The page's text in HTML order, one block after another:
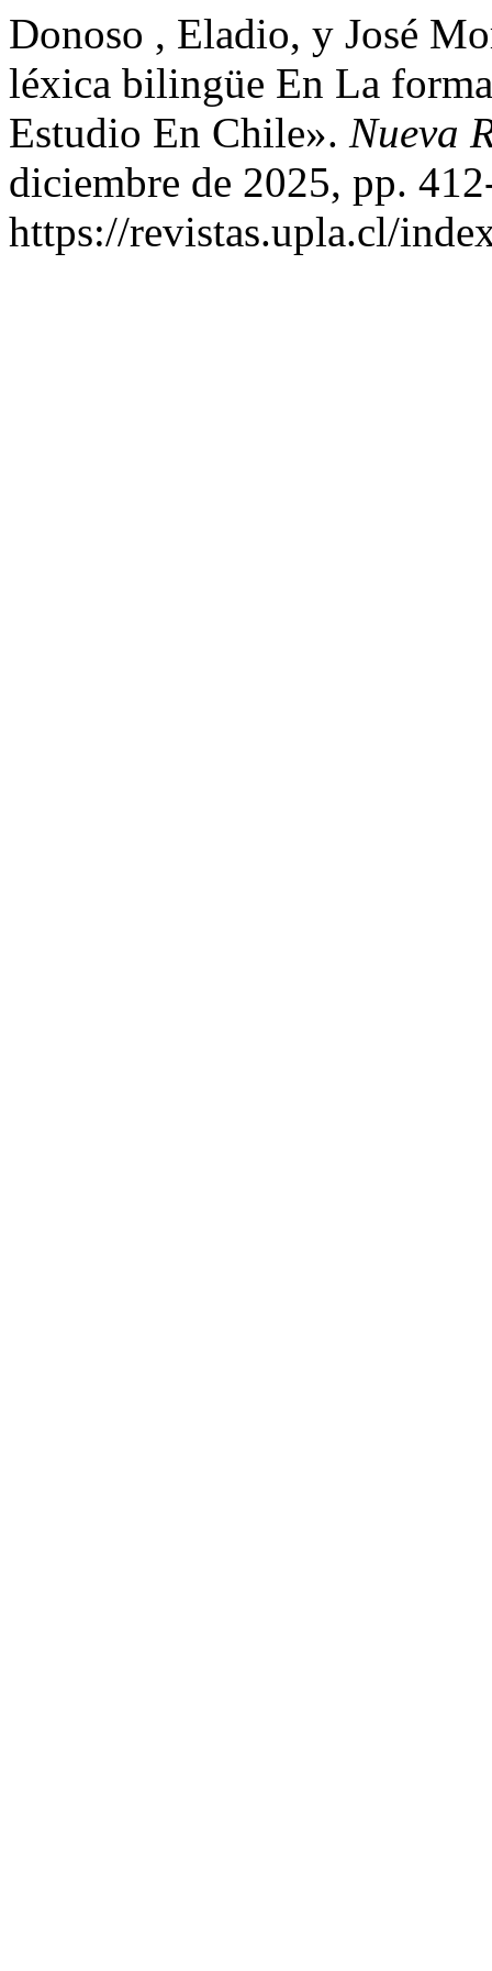
Donoso , Eladio, y José
léxica bilingüe En La
Estudio En Chile». Nueva
diciembre de 2025, pp.
https://revistas.upla.cl/